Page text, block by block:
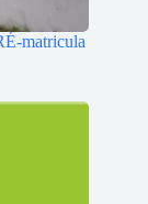
matricula